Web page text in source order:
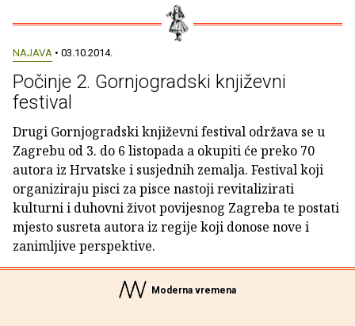
NAJAVA • 03.10.2014.
Počinje 2. Gornjogradski književni
festival
Drugi Gornjogradski književni festival održava se u
Zagrebu od 3. do 6 listopada a okupiti će preko 70
autora iz Hrvatske i susjednih zemalja. Festival koji
organiziraju pisci za pisce nastoji revitalizirati
kulturni i duhovni život povijesnog Zagreba te postati
mjesto susreta autora iz regije koji donose nove i
zanimljive perspektive.
Moderna vremena